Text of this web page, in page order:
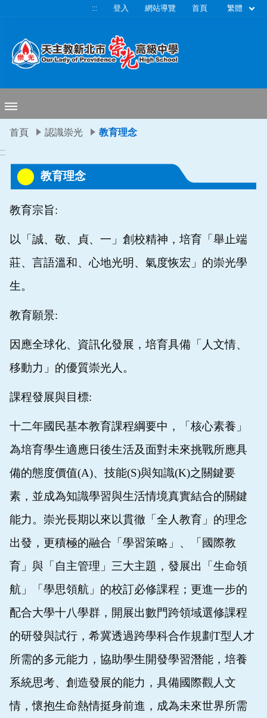
移至網頁之主要內容區位置
::: 登入 網站導覽 首頁 繁體
首頁 認識崇光
教育理念
:::
教育理念
教育宗旨:
以「誠、敬、貞、一」創校精神，培育「舉止端
莊、言語溫和、心地光明、氣度恢宏」的崇光學
生。
教育願景:
因應全球化、資訊化發展，培育具備「人文情、
移動力」的優質崇光人。
課程發展與目標:
十二年國民基本教育課程綱要中，「核心素養」
為培育學生適應日後生活及面對未來挑戰所應具
備的態度價值(A)、技能(S)與知識(K)之關鍵要
素，並成為知識學習與生活情境真實結合的關鍵
能力。崇光長期以來以貫徹「全人教育」的理念
出發，更積極的融合「學習策略」、「國際教
育」與「自主管理」三大主題，發展出「生命領
航」「學思領航」的校訂必修課程；更進一步的
配合大學十八學群，開展出數門跨領域選修課程
的研發與試行，希冀透過跨學科合作規劃T型人才
所需的多元能力，協助學生開發學習潛能，培養
系統思考、創造發展的能力，具備國際觀人文
情，懷抱生命熱情挺身前進，成為未來世界所需